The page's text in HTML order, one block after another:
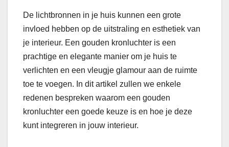
De lichtbronnen in je huis kunnen een grote
invloed hebben op de uitstraling en esthetiek van
je interieur. Een gouden kronluchter is een
prachtige en elegante manier om je huis te
verlichten en een vleugje glamour aan de ruimte
toe te voegen. In dit artikel zullen we enkele
redenen bespreken waarom een ​​gouden
kronluchter een goede keuze is en hoe je deze
kunt integreren in jouw interieur.